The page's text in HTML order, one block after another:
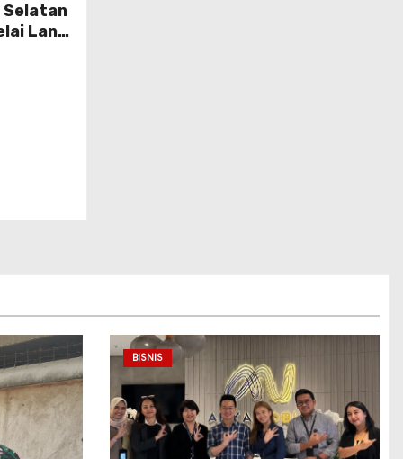
Selatan
Lanal
BISNIS